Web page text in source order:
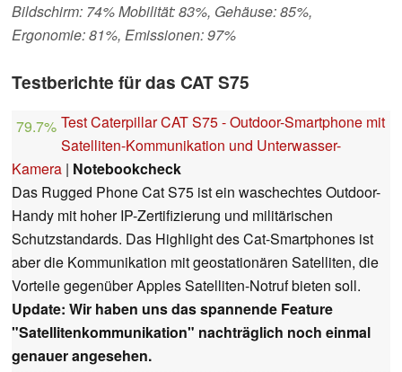
Bildschirm: 74% Mobilität: 83%, Gehäuse: 85%,
Ergonomie: 81%, Emissionen: 97%
Testberichte für das CAT S75
79.7% Test Caterpillar CAT S75 - Outdoor-Smartphone mit
Satelliten-Kommunikation und Unterwasser-
Kamera | Notebookcheck
Das Rugged Phone Cat S75 ist ein waschechtes Outdoor-
Handy mit hoher IP-Zertifizierung und militärischen
Schutzstandards. Das Highlight des Cat-Smartphones ist
aber die Kommunikation mit geostationären Satelliten, die
Vorteile gegenüber Apples Satelliten-Notruf bieten soll.
Update: Wir haben uns das spannende Feature
"Satellitenkommunikation" nachträglich noch einmal
genauer angesehen.